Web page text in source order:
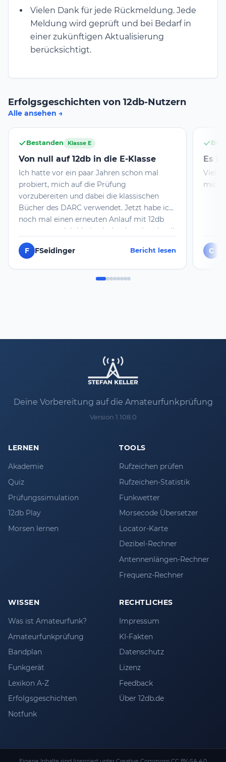
Vielen Dank für jede Rückmeldung. Jede
Meldung wird geprüft und bei Bedarf in
einer zukünftigen Aktualisierung
berücksichtigt.
Erfolgsgeschichten von 12db-Nutzern
Alle ansehen
Bestanden Klasse E
Von null auf 12db in die E-Klasse
Ich hatte vor ein paar Jahren schon mal
probiert, mich auf die Prüfung
vorzubereiten und dabei die klassischen
Bücher des DARC verwendet. Jetzt habe ich
noch mal einen erneuten Anlauf mit 12db
genommen. Ich bin beeindruckt, wie schnell
ich dabei die Materie aufnehmen konnte
und wie der Aufbau aus Akademie, Quiz und
habe ich die Prüfung zur E-Klasse
F FSeidinger Bericht lesen
Es
mich
C
Deine Vorbereitung auf die Amateurfunkprüfung
Version 1.108.0
LERNEN
Akademie
Quiz
Prüfungssimulation
12db Play
Morsen lernen
TOOLS
Rufzeichen prüfen
Rufzeichen-Statistik
Funkwetter
Morsecode Übersetzer
Locator-Karte
Dezibel-Rechner
Antennenlängen-Rechner
Frequenz-Rechner
WISSEN
Was ist Amateurfunk?
Amateurfunkprüfung
Bandplan
Funkgerät
Lexikon A-Z
Erfolgsgeschichten
Notfunk
RECHTLICHES
Impressum
KI-Fakten
Datenschutz
Lizenz
Feedback
Über 12db.de